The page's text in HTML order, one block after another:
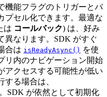
機能フラグのトリガーとバ
プセル化できます。最適な
は コールバック) は、好み
異なります。SDK がすぐ
合は isReadyAsync() を使
リ内のナビゲーション開始
アクセスする可能性が低い
る場合は、
SDK が依然として初期化